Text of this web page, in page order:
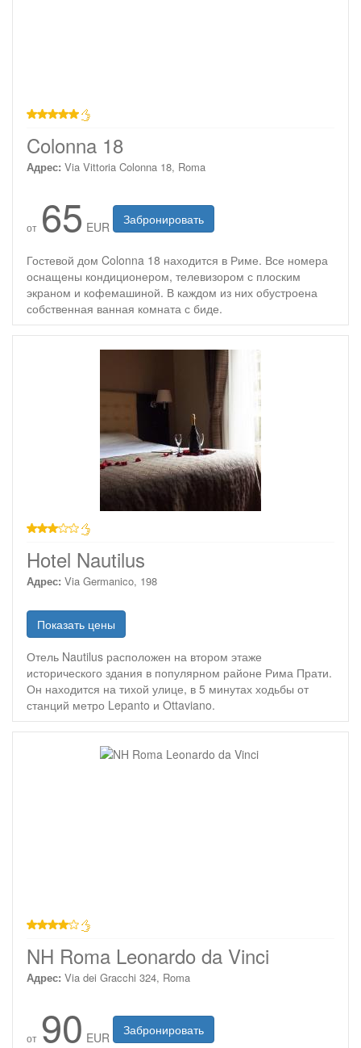
Colonna 18
Адрес: Via Vittoria Colonna 18, Roma
от 65 EUR Забронировать
Гостевой дом Colonna 18 находится в Риме. Все номера
оснащены кондиционером, телевизором с плоским
экраном и кофемашиной. В каждом из них обустроена
собственная ванная комната с биде.
Hotel Nautilus
Адрес: Via Germanico, 198
Показать цены
Отель Nautilus расположен на втором этаже
исторического здания в популярном районе Рима Прати.
Он находится на тихой улице, в 5 минутах ходьбы от
станций метро Lepanto и Ottaviano.
NH Roma Leonardo da Vinci
Адрес: Via dei Gracchi 324, Roma
от 90 EUR Забронировать